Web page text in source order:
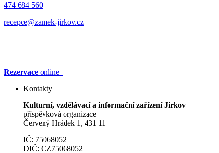
474 684 560
recepce@zamek-jirkov.cz
Rezervace online
Kontakty
Kulturní, vzdělávací a informační zařízení Jirkov
příspěvková organizace
Červený Hrádek 1, 431 11
IČ: 75068052
DIČ: CZ75068052